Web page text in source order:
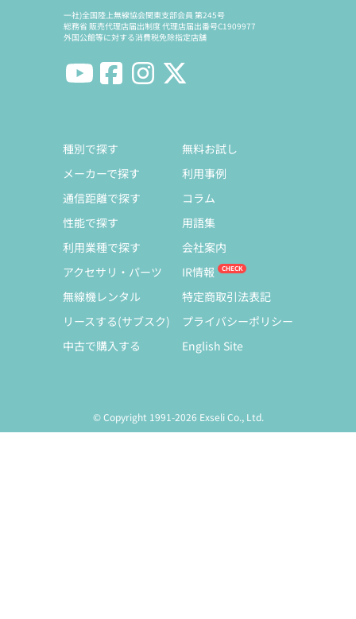
一社)全国陸上無線協会関東支部会員 第245号
総務省 販売代理店届出制度 代理店届出番号C1909977
外国公館等に対する消費税免除指定店舗
種別で探す
メーカーで探す
通信距離で探す
性能で探す
利用業種で探す
アクセサリ・パーツ
無線機レンタル
リースする(サブスク)
中古で購入する
無料お試し
利用事例
コラム
用語集
会社案内
IR情報
特定商取引法表記
プライバシーポリシー
English Site
© Copyright 1991-2026 Exseli Co., Ltd.